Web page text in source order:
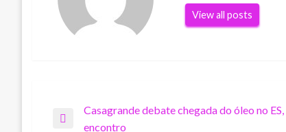
View all posts
Navegação
Previous
Casagrande debate chegada do óleo no
encontro